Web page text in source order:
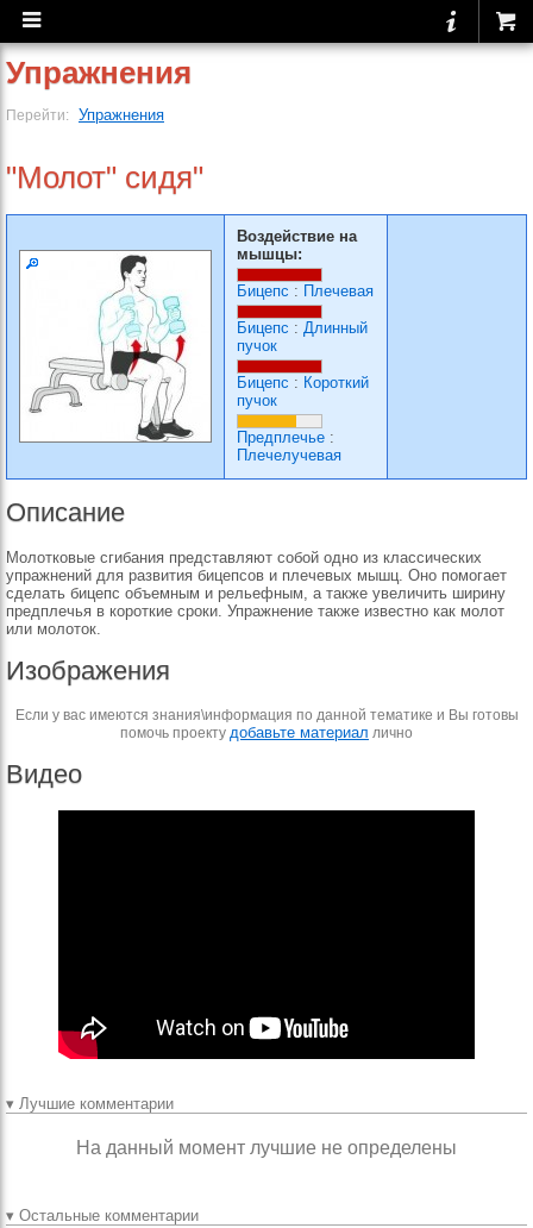
Упражнения
Перейти: Упражнения
"Молот" сидя"
Воздействие на
мышцы:
Бицепс : Плечевая
Бицепс : Длинный
пучок
Бицепс : Короткий
пучок
Предплечье :
Плечелучевая
Описание
Молотковые сгибания представляют собой одно из классических
упражнений для развития бицепсов и плечевых мышц. Оно помогает
сделать бицепс объемным и рельефным, а также увеличить ширину
предплечья в короткие сроки. Упражнение также известно как молот
или молоток.
Изображения
Если у вас имеются знания\информация по данной тематике и Вы готовы
помочь проекту добавьте материал лично
Видео
▾ Лучшие комментарии
На данный момент лучшие не определены
▾ Остальные комментарии